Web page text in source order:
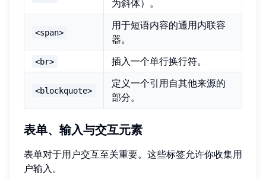
为斜体）。
<span>
用于短语内容的通用内联容
器。
<br> 插入一个单行换行符。
<blockquote>
定义一个引用自其他来源的
部分。
表单、输入与交互元素
表单对于用户交互至关重要。这些标签允许你收集用
户输入。